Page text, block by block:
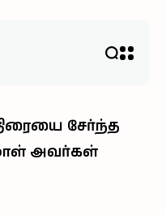
சேர்ந்த
அவர்கள்